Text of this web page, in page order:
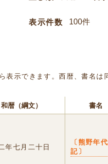
表示件数
表示できます。西暦、書名
和暦（綱文） 書名
年七月二十日
〔熊野年代
記〕